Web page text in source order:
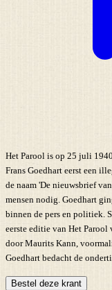
Het Parool is op 25 juli
Frans Goedhart eerst een
de naam 'De nieuwsbrief
mensen nodig. Goedhart
binnen de pers en politiek.
eerste editie van Het Parool
door Maurits Kann,
Goedhart bedacht de
Bestel deze krant